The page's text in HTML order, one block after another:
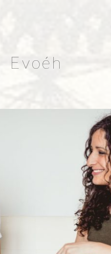
Evoéh